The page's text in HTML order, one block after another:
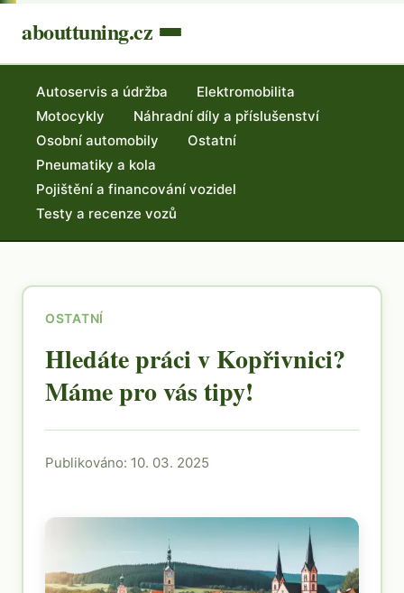
abouttuning.cz
Autoservis a údržba
Elektromobilita
Motocykly
Náhradní díly a příslušenství
Osobní automobily
Ostatní
Pneumatiky a kola
Pojištění a financování vozidel
Testy a recenze vozů
OSTATNÍ
Hledáte práci v Kopřivnici?
Máme pro vás tipy!
Publikováno: 10. 03. 2025